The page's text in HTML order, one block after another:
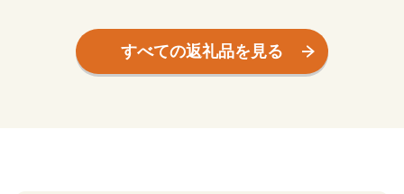
すべての返礼品を見る